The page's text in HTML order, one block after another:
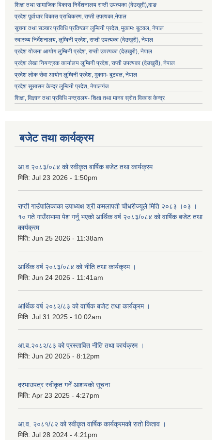
शिक्षा तथा सामाजिक विकास निर्देशनालय राप्ती उपत्यका (देउखुरी),दाङ
प्रदेश पूर्वाधार विकास प्राधिकरण, राप्ती उपत्यका,नेपाल
सूचना तथा सञ्चार प्रविधि प्रतिष्ठान लुम्बिनी प्रदेश, मुकामः बुटवल, नेपाल
स्वास्थ्य निर्देशनालय, लुम्बिनी प्रदेश, राप्ती उपत्यका (देउखुरी), नेपाल
प्रदेश योजना आयोग लुम्बिनी प्रदेश, राप्ती उपत्यका (देउखुरी), नेपाल
प्रदेश लेखा नियन्त्रक कार्यालय लुम्बिनी प्रदेश, राप्ती उपत्यका (देउखुरी), नेपाल
प्रदेश लोक सेवा आयोग लुम्बिनी प्रदेश, मुकामः बुटवल, नेपाल
प्रदेश सुसासन केन्द्र लुम्बिनी प्रदेश, नेपालगंज
शिक्षा, विज्ञान तथा प्रविधि मन्त्रालय- शिक्षा तथा मानव स्रोत विकास केन्द्र
बजेट तथा कार्यक्रम
आ.व.२०८३/०८४ को स्वीकृत बार्षिक बजेट तथा कार्यक्रम
मिति: Jul 23 2026 - 1:50pm
राप्ती गाउँपालिकाका उपाध्यक्ष श्री कमलापती चौधरीज्यूले मिति २०८३ ।०३ ।
१० गते गाउँसभामा पेश गर्नु भएको आर्थिक वर्ष २०८३/०८४ को वार्षिक बजेट तथा
कार्यक्रम
मिति: Jun 25 2026 - 11:38am
आर्थिक वर्ष २०८३/०८४ को नीति तथा कार्यक्रम ।
मिति: Jun 24 2026 - 11:41am
आर्थिक वर्ष २०८२/८३ को वार्षिक बजेट तथा कार्यक्रम ।
मिति: Jul 31 2025 - 10:02am
आ.व.२०८२/८३ को प्रस्तावित नीति तथा कार्यक्रम ।
मिति: Jun 20 2025 - 8:12pm
दरभाउपत्र स्वीकृत गर्ने आशयकाे सूचना
मिति: Apr 23 2025 - 4:27pm
आ.व. २०८१/८२ को स्वीकृत वार्षिक कार्यक्रमको रातो किताव ।
मिति: Jul 28 2024 - 4:21pm